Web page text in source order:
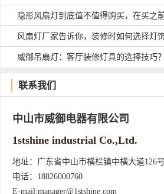
隐形风扇灯到底值不值得购买，在买之前
风扇灯厂家告诉你，装修时如何选择灯
威御吊扇灯：客厅装修灯具的选择技巧？
联系我们
中山市威御电器有限公司
1stshine industrial Co.,Ltd.
地址：广东省中山市横栏镇中横大道126
电话：18826000760
E-mail:manager@1stshine.com